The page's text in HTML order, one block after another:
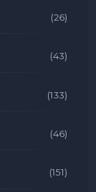
(26)
(43)
(133)
(46)
(151)